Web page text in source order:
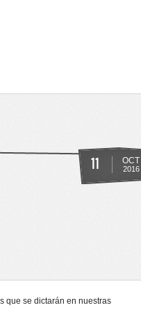
11 OCT
2016
que se dictarán en nuestras